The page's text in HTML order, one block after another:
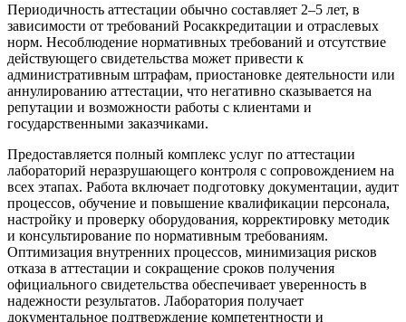
Периодичность аттестации обычно составляет 2–5 лет, в
зависимости от требований Росаккредитации и отраслевых
норм. Несоблюдение нормативных требований и отсутствие
действующего свидетельства может привести к
административным штрафам, приостановке деятельности или
аннулированию аттестации, что негативно сказывается на
репутации и возможности работы с клиентами и
государственными заказчиками.
Предоставляется полный комплекс услуг по аттестации
лабораторий неразрушающего контроля с сопровождением на
всех этапах. Работа включает подготовку документации, аудит
процессов, обучение и повышение квалификации персонала,
настройку и проверку оборудования, корректировку методик
и консультирование по нормативным требованиям.
Оптимизация внутренних процессов, минимизация рисков
отказа в аттестации и сокращение сроков получения
официального свидетельства обеспечивает уверенность в
надежности результатов. Лаборатория получает
документальное подтверждение компетентности и